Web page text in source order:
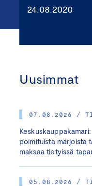
24.08.2020
Uusimmat
07.08.2026 /
poimituista marjoista
maksaa tietyissä
05.08.2026 /